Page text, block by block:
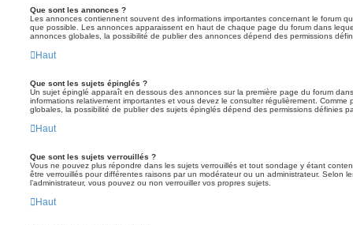
Que sont les annonces ?
Les annonces contiennent souvent des informations importantes concernant le forum
que possible. Les annonces apparaissent en haut de chaque page du forum dans
annonces globales, la possibilité de publier des annonces dépend des permissions
Haut
Que sont les sujets épinglés ?
Un sujet épinglé apparaît en dessous des annonces sur la première page du forum
informations relativement importantes et vous devez le consulter régulièrement.
globales, la possibilité de publier des sujets épinglés dépend des permissions définies
Haut
Que sont les sujets verrouillés ?
Vous ne pouvez plus répondre dans les sujets verrouillés et tout sondage y étant
être verrouillés pour différentes raisons par un modérateur ou un administrateur. Selon
l’administrateur, vous pouvez ou non verrouiller vos propres sujets.
Haut